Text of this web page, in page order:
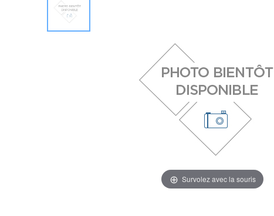
Survolez avec la souris